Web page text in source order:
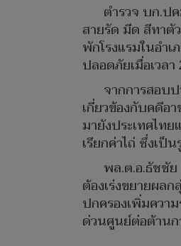
ตำรวจ บก.ป
สายรัด มีด สีทาตั
พักโรงแรมในอำ
ปลอดภัยเมื่อเวลา
จากการสอบ
เกี่ยวข้องกับคดีอ
มายังประเทศไท
เรียกค่าไถ่ ซึ่งเ
พล.ต.อ.ธัชชัย
ต้องเร่งขยายผล
ปกครองเพิ่มควา
ด่วนศูนย์ต่อต้านก